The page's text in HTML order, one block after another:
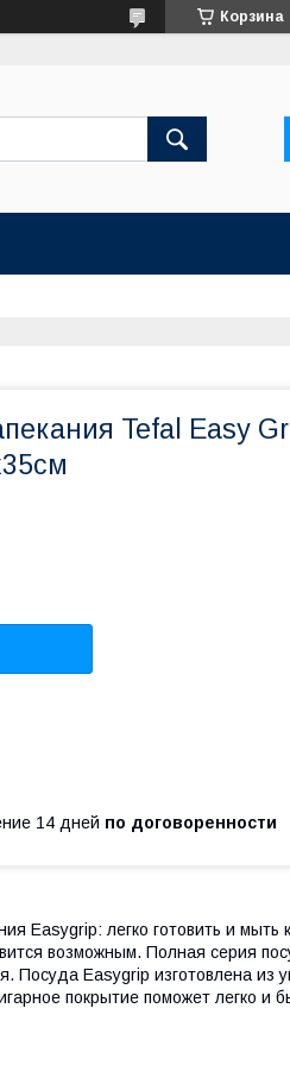
Корзина
Tefal Easy
14 дней по договоренности
Easygrip: легко готовить и мыть
возможным. Полная серия
Посуда Easygrip изготовлена из
покрытие поможет легко и